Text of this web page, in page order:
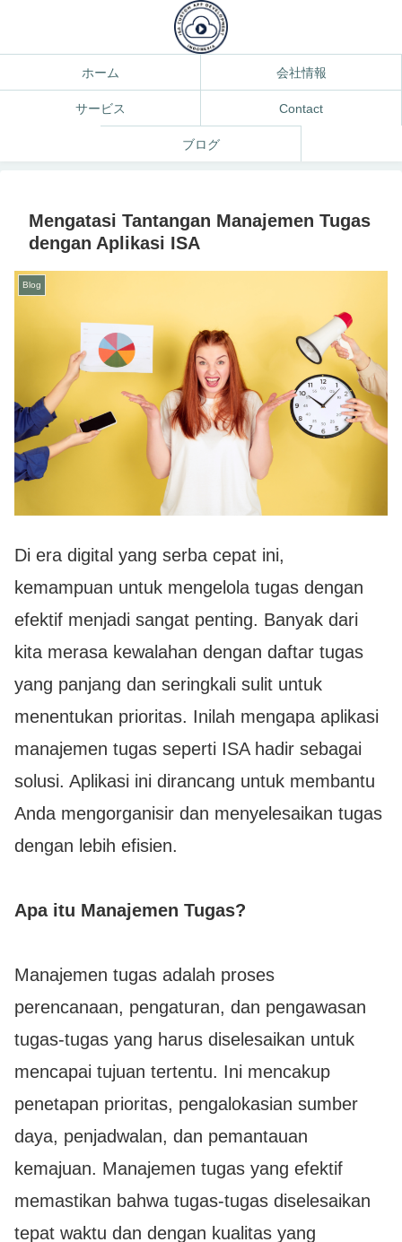
ホーム 会社情報
サービス Contact
ブログ
Mengatasi Tantangan Manajemen Tugas
dengan Aplikasi ISA
Blog
Di era digital yang serba cepat ini,
kemampuan untuk mengelola tugas dengan
efektif menjadi sangat penting. Banyak dari
kita merasa kewalahan dengan daftar tugas
yang panjang dan seringkali sulit untuk
menentukan prioritas. Inilah mengapa aplikasi
manajemen tugas seperti ISA hadir sebagai
solusi. Aplikasi ini dirancang untuk membantu
Anda mengorganisir dan menyelesaikan tugas
dengan lebih efisien.
Apa itu Manajemen Tugas?
Manajemen tugas adalah proses
perencanaan, pengaturan, dan pengawasan
tugas-tugas yang harus diselesaikan untuk
mencapai tujuan tertentu. Ini mencakup
penetapan prioritas, pengalokasian sumber
daya, penjadwalan, dan pemantauan
kemajuan. Manajemen tugas yang efektif
memastikan bahwa tugas-tugas diselesaikan
tepat waktu dan dengan kualitas yang